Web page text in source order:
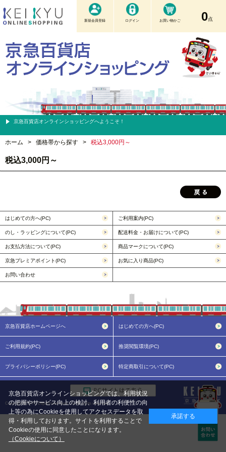
新規会員登録 ログイン お買い物かご 0点
京急百貨店オンラインショッピングへようこそ！
ホーム > 価格帯から探す > 税込3,000円～
税込3,000円～
はじめての方へ(PC) ご利用案内(PC)
のし・ラッピングについて(PC) 配送料金・お届けについて(PC)
お支払方法について(PC) 商品マークについて(PC)
京急プレミアポイント(PC) お気に入り商品(PC)
お問い合わせ
京急百貨店ホームページへ はじめての方へ(PC)
ご利用規約(PC) 推奨閲覧環境(PC)
プライバシーポリシー(PC) 特定商取引について(PC)
Copyright KEIKYU Department Store Co. All rights reserved.
京急百貨店オンラインショッピングでは、利用状況
の把握やサービス向上の検討、利用者の利便性の向
上等の為にCookieを使用してアクセスデータを取
得・利用しております。サイトを利用することで
Cookieの使用に同意したことになります。
（Cookieについて）
承諾する